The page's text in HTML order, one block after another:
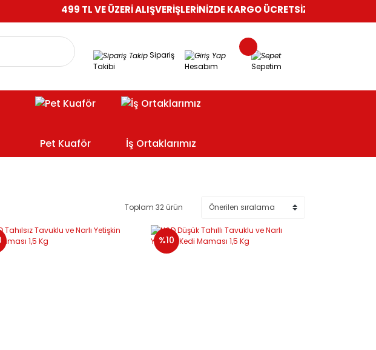
499 TL VE ÜZERİ ALIŞVERİŞLERİNİZDE KARGO ÜCRETSİZ!%100 GÜVENLİ
Sipariş
Takibi
Hesabım Sepetim
Pet Kuaför İş Ortaklarımız
Toplam 32 ürün
%10